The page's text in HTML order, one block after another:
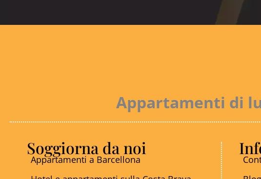
Appartamenti di
Soggiorna da noi
Appartamenti a Barcellona